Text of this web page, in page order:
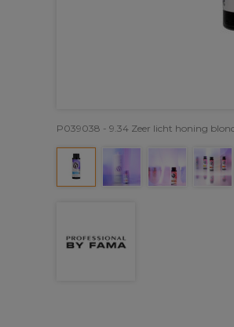
P039038 - 9.34 Zeer licht honing